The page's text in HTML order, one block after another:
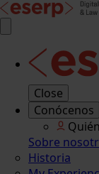
Close
Conócenos
Sobre
Historia